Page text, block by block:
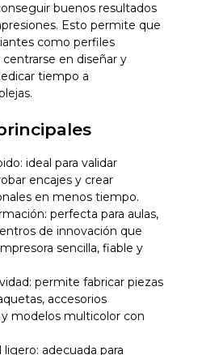
buenos resultados
Esto permite que
como perfiles
en diseñar y
tiempo a
ideal para validar
encajes y crear
en menos tiempo.
perfecta para aulas,
de innovación que
sencilla, fiable y
permite fabricar piezas
accesorios
modelos multicolor con
ligero: adecuada para